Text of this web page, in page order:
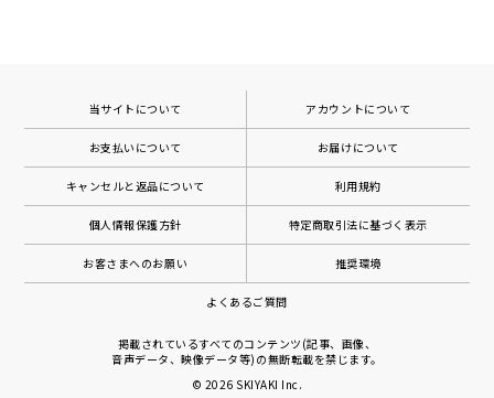
当サイトについて アカウントについて
お支払いについて お届けについて
キャンセルと返品について 利用規約
個人情報保護方針 特定商取引法に基づく表示
お客さまへのお願い 推奨環境
よくあるご質問
掲載されているすべてのコンテンツ(記事、画像、
音声データ、映像データ等)の無断転載を禁じます。
© 2026 SKIYAKI Inc.